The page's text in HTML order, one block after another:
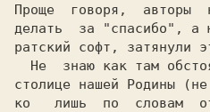
Проще
говоря, авторы
делать
за "спасибо", а
ратский софт, затянули
Не
знаю как там
столице нашей Родины
ко
лишь по словам